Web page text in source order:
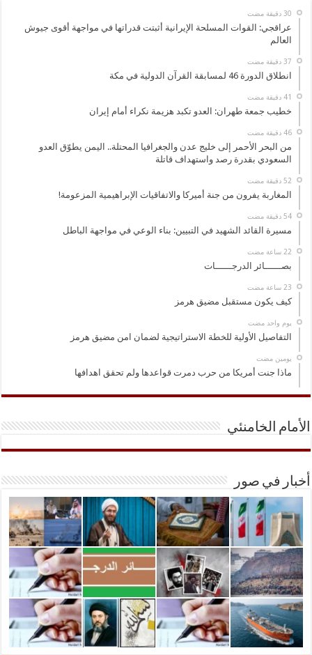
عراقجي: القوات المسلحة الإيرانية أثبتت قدراتها في مواجهة أقوى جيوش
العالم
انطلاق الدورة 46 لمسابقة القرآن الدولية في مكة
خطيب جمعة طهران: العدو تكبد هزيمة نكراء أمام إيران
‏46 دقيقة مضت
من البحر الأحمر إلى خليج عدن والجغرافيا المحتلة.. اليمن يطوّق العدو
السعودي بقدرة رصد واستهداف قاتلة
المغاربة يفرون من جنة أميركا والاتفاقيات الإبراهيمية المزعومة!
‏54 دقيقة مضت
مسيرة القائد الشهيد في التبيين: بناء الوعي في مواجهة الباطل
بصــــــائر الدرجــــــات
كيف يكون مستقبل مضيق هرمز
‏يوم واحد مضت
التفاصيل الأولية للخطة الاستراتيجية لضمان امن مضيق هرمز
‏يومين مضت
ماذا جنت أمريكا من حرب دمرت قواعدها ولم تحقق اهدافها
الأمام الخامنئي
أخبار في صور